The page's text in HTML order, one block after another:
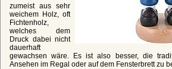
zumeist aus sehr
weichem Holz, oft
Fichtenholz,
welches dem
Druck dabei nicht
dauerhaft
gewachsen wäre. Es ist also besser, die
Ansehen im Regal oder auf dem Fensterbrett zu